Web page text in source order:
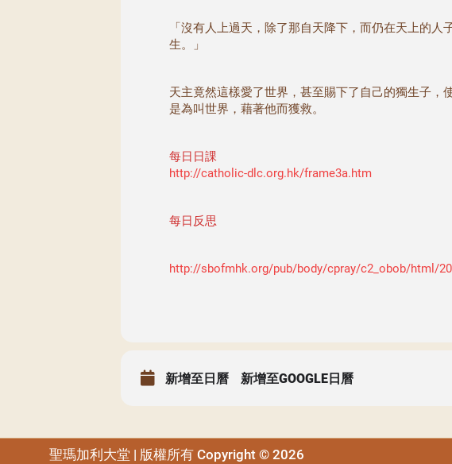
「沒有人上過天，除了那自天降下，而仍在天上的
生。」
天主竟然這樣愛了世界，甚至賜下了自己的獨生子
是為叫世界，藉著他而獲救。
每日日課
http://catholic-dlc.org.hk/frame3a.htm
每日反思
http://sbofmhk.org/pub/body/cpray/c2_obob/html/
新增至日曆 新增至GOOGLE日曆
聖瑪加利大堂 | 版權所有 Copyright © 2026